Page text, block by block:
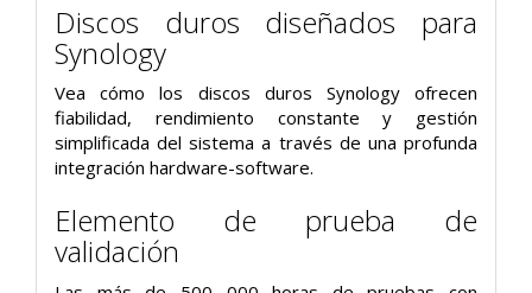
Discos duros diseñados para
Synology
Vea cómo los discos duros Synology ofrecen
fiabilidad, rendimiento constante y gestión
simplificada del sistema a través de una profunda
integración hardware-software.
Elemento de prueba de
validación